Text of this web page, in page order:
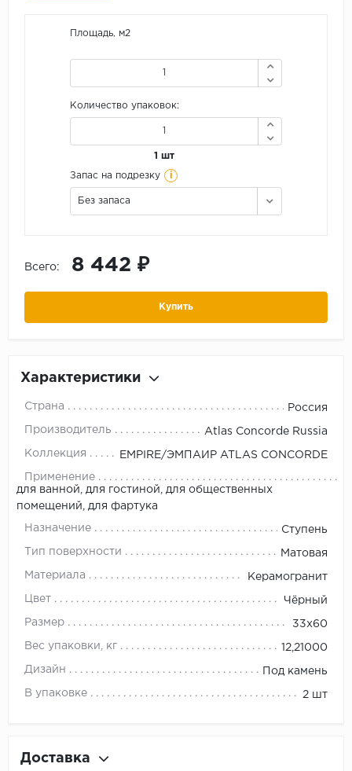
Площадь, м2
Количество упаковок:
1 шт
Запас на подрезку i
Без запаса
Всего: 8 442 ₽
Купить
Характеристики
Страна Россия
Производитель Atlas Concorde Russia
Коллекция EMPIRE/ЭМПАИР ATLAS CONCORDE
Применение
для ванной, для гостиной, для общественных
помещений, для фартука
Назначение Ступень
Тип поверхности Матовая
Материала Керамогранит
Цвет Чёрный
Размер 33x60
Вес упаковки, кг 12,21000
Дизайн Под камень
В упаковке 2 шт
Доставка